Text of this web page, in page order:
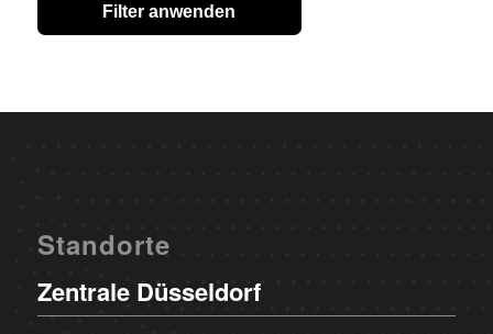
Filter anwenden
Standorte
Zentrale Düsseldorf